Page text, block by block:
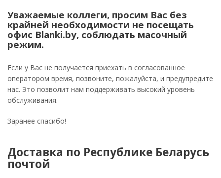
Уважаемые коллеги, просим Вас без
крайней необходимости не посещать
офис Blanki.by, соблюдать масочный
режим.
Если у Вас не получается приехать в согласованное
оператором время, позвоните, пожалуйста, и предупредите
нас. Это позволит нам поддерживать высокий уровень
обслуживания.
Заранее спасибо!
Доставка по Республике Беларусь
почтой